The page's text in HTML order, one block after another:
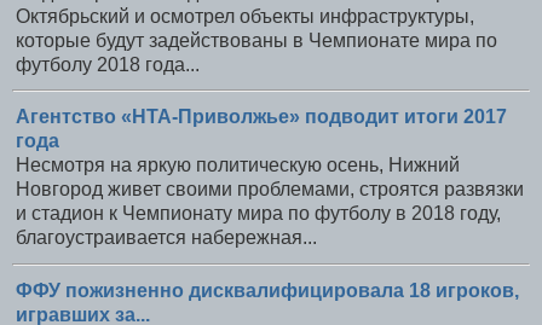
Октябрьский и осмотрел объекты инфраструктуры,
которые будут задействованы в Чемпионате мира по
футболу 2018 года...
Агентство «НТА-Приволжье» подводит итоги 2017
года
Несмотря на яркую политическую осень, Нижний
Новгород живет своими проблемами, строятся развязки
и стадион к Чемпионату мира по футболу в 2018 году,
благоустраивается набережная...
ФФУ пожизненно дисквалифицировала 18 игроков,
игравших за...